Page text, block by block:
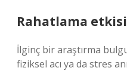
Rahatlama etkisi
İlginç bir araştırma
fiziksel acı ya da stres